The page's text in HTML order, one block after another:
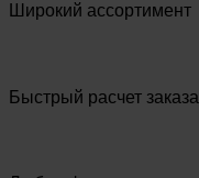
Широкий ассортимент
Быстрый расчет заказа